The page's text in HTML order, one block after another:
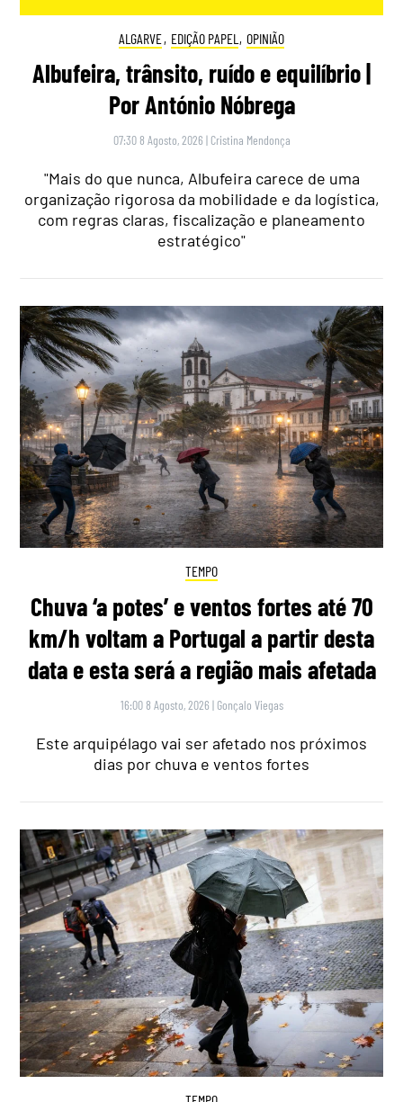
ALGARVE, EDIÇÃO PAPEL , OPINIÃO
Albufeira, trânsito, ruído e equilíbrio |
Por António Nóbrega
07:30 8 Agosto, 2026 | Cristina Mendonça
"Mais do que nunca, Albufeira carece de uma
organização rigorosa da mobilidade e da logística,
com regras claras, fiscalização e planeamento
estratégico"
TEMPO
Chuva ‘a potes’ e ventos fortes até 70
km/h voltam a Portugal a partir desta
data e esta será a região mais afetada
16:00 8 Agosto, 2026 | Gonçalo Viegas
Este arquipélago vai ser afetado nos próximos
dias por chuva e ventos fortes